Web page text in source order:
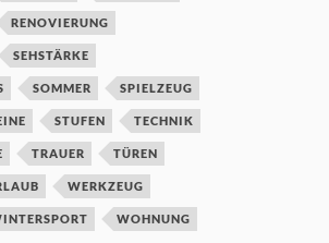
RENOVIERUNG
SEHSTÄRKE
SOMMER SPIELZEUG
STUFEN TECHNIK
TRAUER TÜREN
WERKZEUG
WOHNUNG